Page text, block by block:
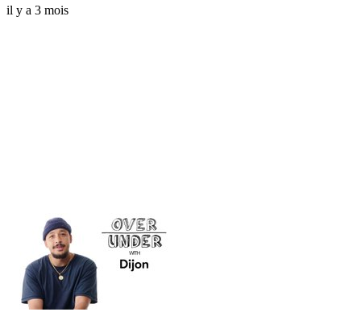
il y a 3 mois